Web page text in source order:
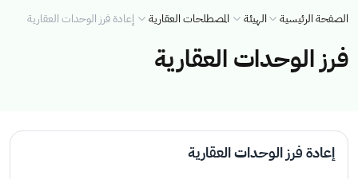
الصفحة الرئيسية الهيئة المصطلحات العقارية إعادة فرز الوحدات العقارية
فرز الوحدات العقارية
إعادة فرز الوحدات العقارية